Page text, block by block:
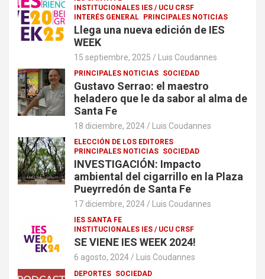
INSTITUCIONALES IES / UCU CRSF
INTERÉS GENERAL PRINCIPALES NOTICIAS
Llega una nueva edición de IES
WEEK
15 septiembre, 2025 Luis Coudannes
PRINCIPALES NOTICIAS SOCIEDAD
Gustavo Serrao: el maestro
heladero que le da sabor al alma de
Santa Fe
18 diciembre, 2024 Luis Coudannes
ELECCIÓN DE LOS EDITORES
PRINCIPALES NOTICIAS SOCIEDAD
INVESTIGACIÓN: Impacto
ambiental del cigarrillo en la Plaza
Pueyrredón de Santa Fe
17 diciembre, 2024 Luis Coudannes
IES SANTA FE
INSTITUCIONALES IES / UCU CRSF
SE VIENE IES WEEK 2024!
6 agosto, 2024 Luis Coudannes
DEPORTES SOCIEDAD